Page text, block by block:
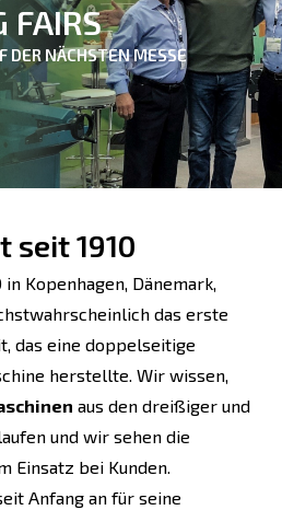
FAIRS
DER NÄCHSTEN MESSE
seit 1910
Kopenhagen, Dänemark,
das erste
das eine doppelseitige
herstellte. Wir wissen,
aus den dreißiger und
und wir sehen die
Einsatz bei Kunden.
Anfang an für seine